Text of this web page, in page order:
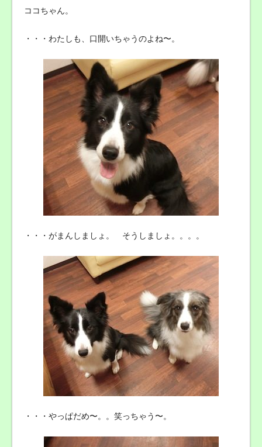
ココちゃん。
・・・わたしも、口開いちゃうのよね〜。
・・・がまんしましょ。 そうしましょ。。。。
・・・やっぱだめ〜。。笑っちゃう〜。